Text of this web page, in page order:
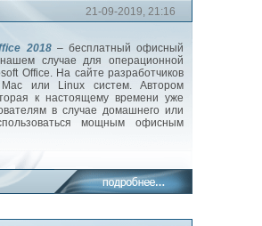
21-09-2019, 21:16
2018– бесплатный офисный
случае для операционной
Office. На сайте разработчиков
или Linux систем. Автором
к настоящему времени уже
в случае домашнего или
мощным офисным